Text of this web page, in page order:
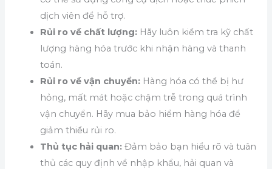
dịch viên để hỗ trợ.
Rủi ro về chất lượng: Hãy luôn kiểm tra kỹ chất
lượng hàng hóa trước khi nhận hàng và thanh
toán.
Rủi ro về vận chuyển: Hàng hóa có thể bị hư
hỏng, mất mát hoặc chậm trễ trong quá trình
vận chuyển. Hãy mua bảo hiểm hàng hóa để
giảm thiểu rủi ro.
Thủ tục hải quan: Đảm bảo bạn hiểu rõ và tuân
thủ các quy định về nhập khẩu, hải quan và